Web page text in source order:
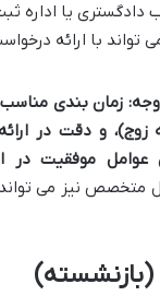
دادگستری یا اداره
تواند با ارائه
زمان بندی مناسب
زوج)، و دقت در
عوامل موفقیت در
متخصص نیز می تواند
(بازنشسته)